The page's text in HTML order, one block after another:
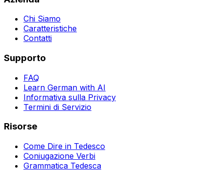
Chi Siamo
Caratteristiche
Contatti
Supporto
FAQ
Learn German with AI
Informativa sulla Privacy
Termini di Servizio
Risorse
Come Dire in Tedesco
Coniugazione Verbi
Grammatica Tedesca